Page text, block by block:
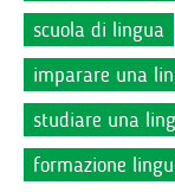
scuola di lingua
imparare una
studiare una
formazione